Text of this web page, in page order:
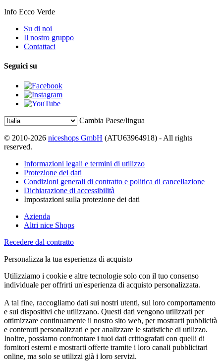
Info Ecco Verde
Su di noi
Il nostro gruppo
Contattaci
Seguici su
Cambia Paese/lingua
© 2010-2026 niceshops GmbH (ATU63964918) - All rights
reserved.
Informazioni legali e termini di utilizzo
Protezione dei dati
Condizioni generali di contratto e politica di cancellazione
Dichiarazione di accessibilità
Impostazioni sulla protezione dei dati
Azienda
Altri nice Shops
Recedere dal contratto
Personalizza la tua esperienza di acquisto
Utilizziamo i cookie e altre tecnologie solo con il tuo consenso
individuale per offrirti un'esperienza di acquisto personalizzata.
A tal fine, raccogliamo dati sui nostri utenti, sul loro comportamento
e sui dispositivi che utilizzano. Questi dati vengono utilizzati per
ottimizzare continuamente il nostro sito web, per mostrarti pubblicità
e contenuti personalizzati e per analizzare le statistiche di utilizzo.
Inoltre, possiamo confrontare i tuoi dati crittografati con quelli di
fornitori esterni e mostrarti offerte tramite i loro canali pubblicitari
online, ma solo se utilizzi già i loro servizi.